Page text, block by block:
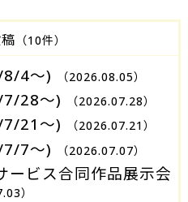
（10件）
8/4～) （2026.08.05）
7/28～) （2026.07.28）
7/21～) （2026.07.21）
7/7～) （2026.07.07）
ービス合同作品展示会
）